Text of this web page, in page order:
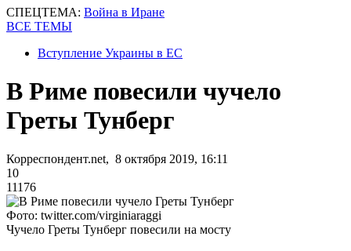
СПЕЦТЕМА: Война в Иране
ВСЕ ТЕМЫ
Вступление Украины в ЕС
В Риме повесили чучело
Греты Тунберг
Корреспондент.net, 8 октября 2019, 16:11
10
11176
Фото: twitter.com/virginiaraggi
Чучело Греты Тунберг повесили на мосту